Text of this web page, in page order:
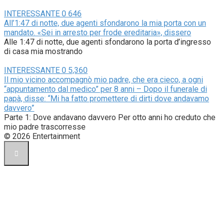
INTERESSANTE 0 646
All’1:47 di notte, due agenti sfondarono la mia porta con un
mandato. «Sei in arresto per frode ereditaria», dissero
Alle 1:47 di notte, due agenti sfondarono la porta d’ingresso
di casa mia mostrando
INTERESSANTE 0 5,360
Il mio vicino accompagnò mio padre, che era cieco, a ogni
“appuntamento dal medico” per 8 anni – Dopo il funerale di
papà, disse: “Mi ha fatto promettere di dirti dove andavamo
davvero”
Parte 1: Dove andavano davvero Per otto anni ho creduto che
mio padre trascorresse
© 2026 Entertainment